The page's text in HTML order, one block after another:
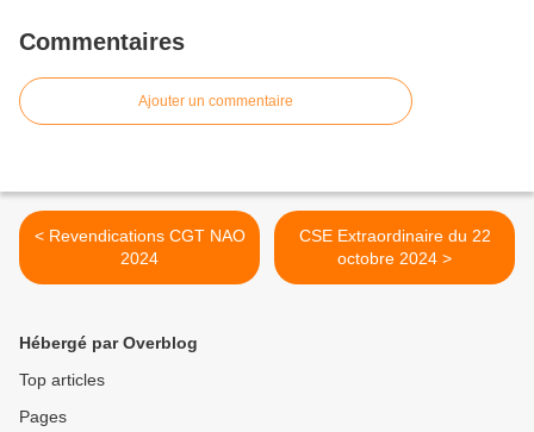
Commentaires
Ajouter un commentaire
< Revendications CGT NAO
2024
CSE Extraordinaire du 22
octobre 2024 >
Hébergé par Overblog
Top articles
Pages